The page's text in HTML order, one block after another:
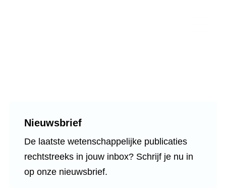
Schrijf je nu in op onze nieuwsbrief.
INSCHRIJVEN VOOR DE NIEUWSBRIEF